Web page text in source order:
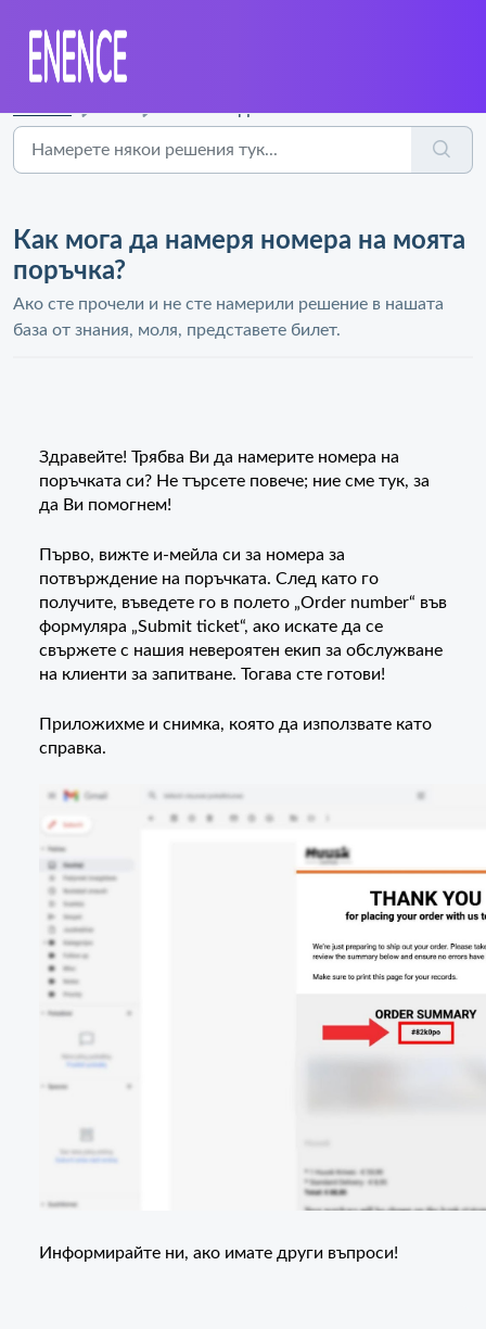
Как мога да намеря номера на моята
поръчка?
Ако сте прочели и не сте намерили решение в нашата
база от знания, моля, представете билет.
Здравейте! Трябва Ви да намерите номера на
поръчката си? Не търсете повече; ние сме тук, за
да Ви помогнем!
Първо, вижте и-мейла си за номера за
потвърждение на поръчката. След като го
получите, въведете го в полето „Order number“ във
формуляра „Submit ticket“, ако искате да се
свържете с нашия невероятен екип за обслужване
на клиенти за запитване. Тогава сте готови!
Приложихме и снимка, която да използвате като
справка.
Информирайте ни, ако имате други въпроси!